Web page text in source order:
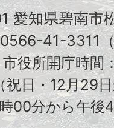
愛知県碧南市
41-3311
市役所開庁時間
祝日・12月29
00分から午後